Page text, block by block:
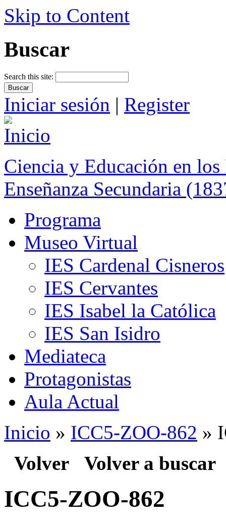
Skip to Content
Buscar
Search this site:
Iniciar sesión | Register
Ciencia y Educación en
Enseñanza Secundaria
Programa
Museo Virtual
IES Cardenal Cisneros
IES Cervantes
IES Isabel la Católica
IES San Isidro
Mediateca
Protagonistas
Aula Actual
Inicio » ICC5-ZOO-862 »
Volver Volver a buscar
ICC5-ZOO-862